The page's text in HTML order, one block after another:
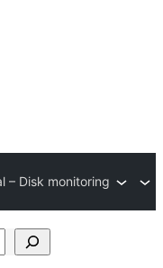
– Disk monitoring